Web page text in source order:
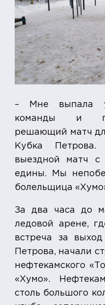
– Мне выпала
команды и
решающий матч
Кубка
выездной матч с
едины. Мы
болельщица
За два часа до
ледовой арене,
встреча за
Петрова, начали
нефтекамского
«Хумо».
столь большого